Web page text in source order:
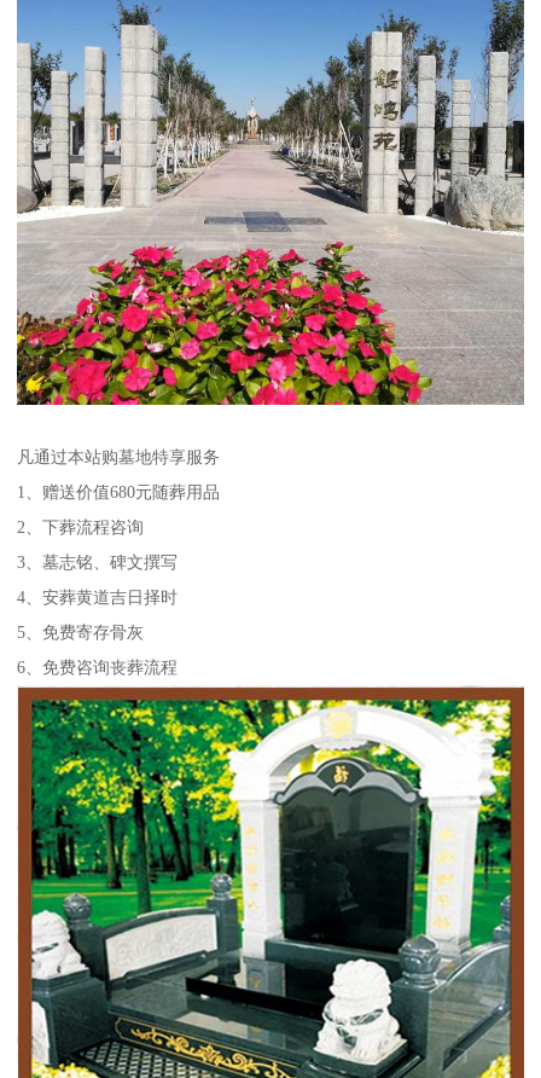
凡通过本站购墓地特享服务
1、赠送价值680元随葬用品
2、下葬流程咨询
3、墓志铭、碑文撰写
4、安葬黄道吉日择时
5、免费寄存骨灰
6、免费咨询丧葬流程